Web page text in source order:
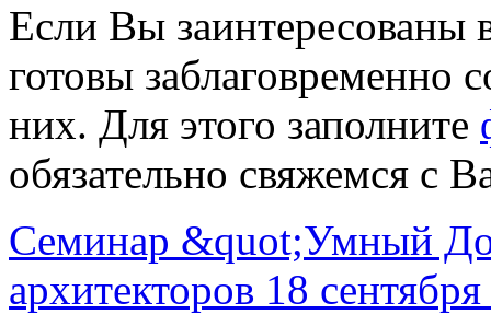
Если Вы
готовы
них. Для этого заполните
обязательно свяжемся с
Семинар &quot;Умный
архитекторов 18